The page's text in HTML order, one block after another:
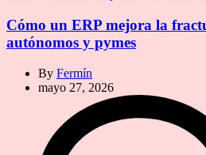
Cómo un ERP mejora la
autónomos y pymes
By Fermín
mayo 27, 2026